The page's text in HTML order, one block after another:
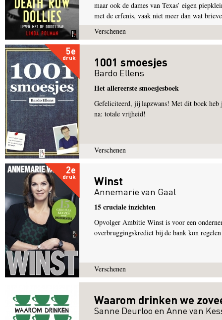
maar ook de dames van Texas’ eigen
met de erfenis, vaak niet meer dan wat
Verschenen
5e
druk 1001 smoesjes
Bardo Ellens
Het allereerste smoesjesboek
Gefeliciteerd, jij lapzwans! Met dit boek heb
na: totale vrijheid!
Verschenen
2e
druk Winst
Annemarie van Gaal
15 cruciale inzichten
Opvolger Ambitie Winst is voor een
overbruggingskrediet bij de bank kon
Verschenen
Waarom drinken we
Sanne Deurloo en Anne van